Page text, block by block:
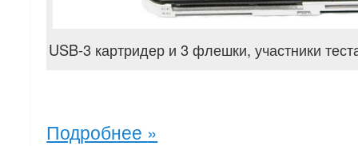
USB-3 картридер и 3 флешки, участники
Подробнее »